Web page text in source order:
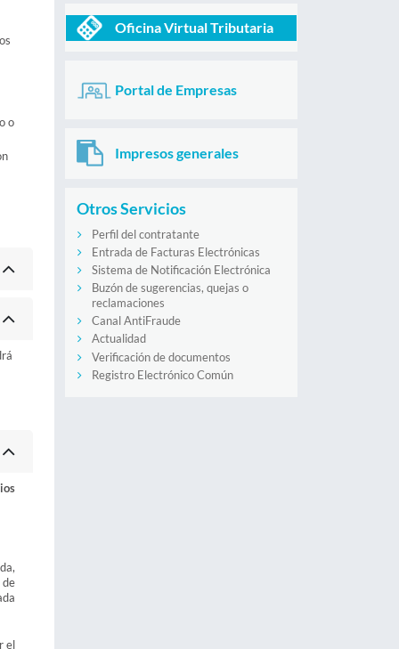
o
el
Oficina Virtual Tributaria
Portal de Empresas
Impresos generales
Otros Servicios
Perfil del contratante
Entrada de Facturas Electrónicas
Sistema de Notificación Electrónica
Buzón de sugerencias, quejas o
reclamaciones
Canal AntiFraude
Actualidad
Verificación de documentos
Registro Electrónico Común